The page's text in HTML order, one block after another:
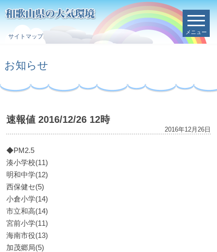
サイトマップ
メニュー
お知らせ
速報値 2016/12/26 12時
2016年12月26日
◆PM2.5
湊小学校(11)
明和中学(12)
西保健セ(5)
小倉小学(14)
市立和高(14)
宮前小学(11)
海南市役(13)
加茂郷局(5)